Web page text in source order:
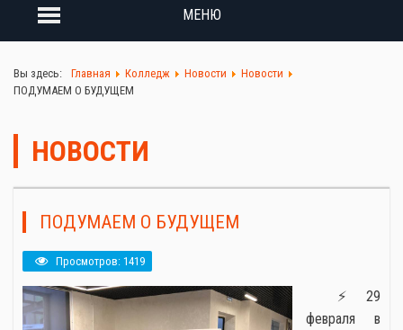
МЕНЮ
Вы здесь: Главная Колледж Новости
Новости
ПОДУМАЕМ О БУДУЩЕМ
НОВОСТИ
ПОДУМАЕМ О БУДУЩЕМ
Просмотров: 1419
⚡29
февраля в